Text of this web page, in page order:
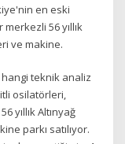
en eski
56 yıllık
ve makine.
hangi teknik analiz
osilatörleri,
yıllık Altınyağ
parkı satılıyor.